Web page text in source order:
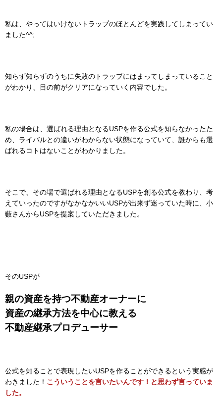
私は、やってはいけないトラップのほとんどを実践してしまってい
ました^^;
知らず知らずのうちに失敗のトラップにはまってしまっていること
がわかり、目の前がクリアになっていく内容でした。
私の場合は、選ばれる理由となるUSPを作る公式を知らなかったた
め、ライバルとの違いがわからない状態になっていて、誰からも選
ばれるコトはないことがわかりました。
そこで、その場で選ばれる理由となるUSPを創る公式を教わり、考
えていったのですがなかなかいいUSPが出来ず迷っていた時に、小
藪さんからUSPを提案していただきました。
そのUSPが
親の資産を持つ不動産オーナーに
資産の継承方法を中心に教える
不動産継承プロデューサー
公式を知ることで表現したいUSPを作ることができるという実感が
わきました！ こういうことを言いたいんです！と思わず言っていま
した。